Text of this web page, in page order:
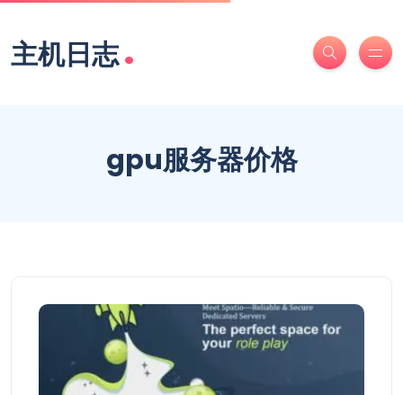
主机日志.
gpu服务器价格